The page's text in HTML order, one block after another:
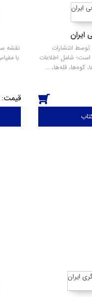
ایران
انتشارات
است؛ شامل اطلاعات
کوه‌ها، قله‌ها، …